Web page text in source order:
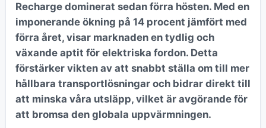
Recharge dominerat sedan förra hösten. Med en
imponerande ökning på 14 procent jämfört med
förra året, visar marknaden en tydlig och
växande aptit för elektriska fordon. Detta
förstärker vikten av att snabbt ställa om till mer
hållbara transportlösningar och bidrar direkt till
att minska våra utsläpp, vilket är avgörande för
att bromsa den globala uppvärmningen.